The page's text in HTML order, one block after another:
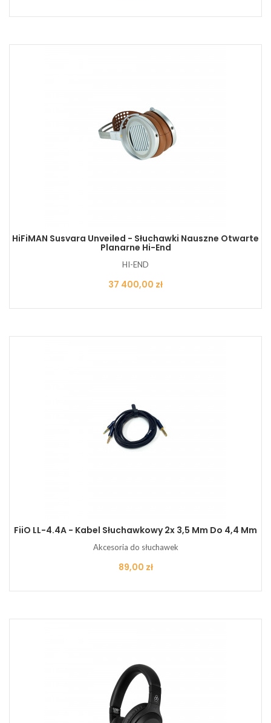
HiFiMAN Susvara Unveiled - Słuchawki Nauszne Otwarte
Planarne Hi-End
HI-END
Cena
37 400,00 zł
FiiO LL-4.4A - Kabel Słuchawkowy 2x 3,5 Mm Do 4,4 Mm
Akcesoria do słuchawek
Cena
89,00 zł